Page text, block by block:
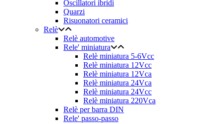
Oscillatori ibridi
Quarzi
Risuonatori ceramici
Relè
Relè automotive
Rele' miniatura
Relè miniatura 5-6Vcc
Relè miniatura 12Vcc
Relè miniatura 12Vca
Relè miniatura 24Vca
Relè miniatura 24Vcc
Relè miniatura 220Vca
Relè per barra DIN
Rele' passo-passo